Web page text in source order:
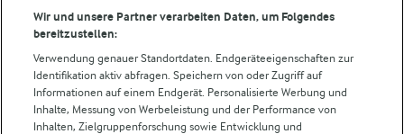
Folge uns!
Wir und unsere Partner verarbeiten Daten, um Folgendes
bereitzustellen:
Verwendung genauer Standortdaten. Endgeräteeigenschaften zur
Identifikation aktiv abfragen. Speichern von oder Zugriff auf
Informationen auf einem Endgerät. Personalisierte Werbung und
Inhalte, Messung von Werbeleistung und der Performance von
Inhalten, Zielgruppenforschung sowie Entwicklung und